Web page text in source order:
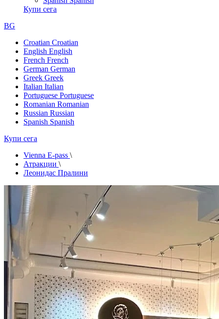
Купи сега
BG
Croatian Croatian
English English
French French
German German
Greek Greek
Italian Italian
Portuguese Portuguese
Romanian Romanian
Russian Russian
Spanish Spanish
Купи сега
Vienna E-pass \
Атракции \
Леонидас Пралини